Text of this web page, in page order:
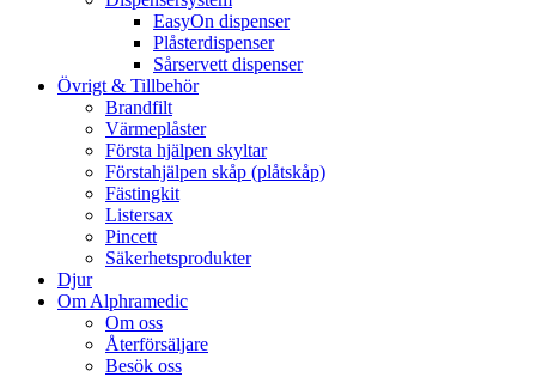
EasyOn dispenser
Plåsterdispenser
Sårservett dispenser
Övrigt & Tillbehör
Brandfilt
Värmeplåster
Första hjälpen skyltar
Förstahjälpen skåp (plåtskåp)
Fästingkit
Listersax
Pincett
Säkerhetsprodukter
Djur
Om Alphramedic
Om oss
Återförsäljare
Besök oss